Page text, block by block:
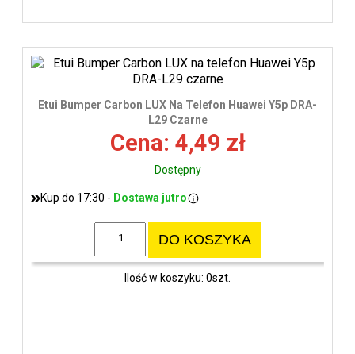
Etui Bumper Carbon LUX Na Telefon Huawei Y5p DRA-
L29 Czarne
Cena: 4,49 zł
Dostępny
Kup do 17:30 - Dostawa jutro
DO KOSZYKA
Ilość w koszyku: 0szt.